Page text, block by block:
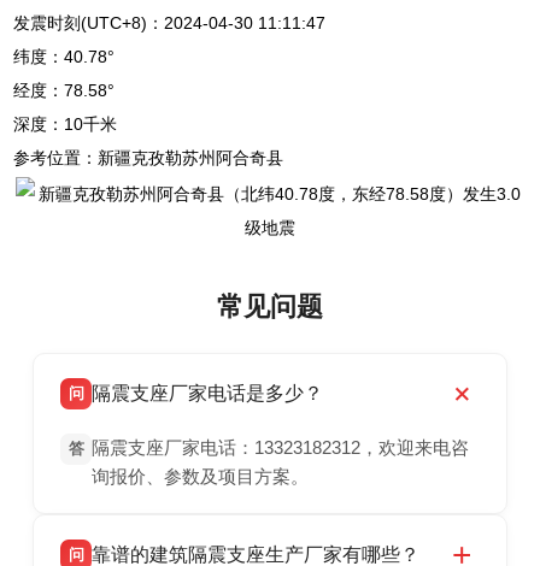
发震时刻(UTC+8)：2024-04-30 11:11:47
纬度：40.78°
经度：78.58°
深度：10千米
参考位置：新疆克孜勒苏州阿合奇县
常见问题
问 隔震支座厂家电话是多少？
答 隔震支座厂家电话：13323182312，欢迎来电咨
询报价、参数及项目方案。
问 靠谱的建筑隔震支座生产厂家有哪些？